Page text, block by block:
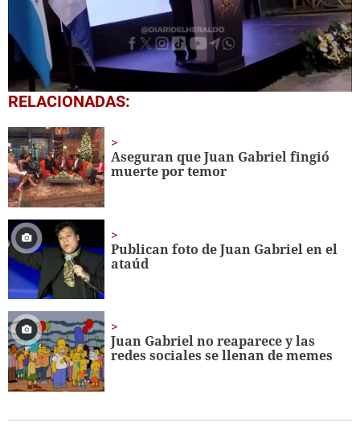
0
seconds
2
minutes,
31
seconds
RELACIONADAS:
Aseguran que Juan Gabriel fingió
muerte por temor
Publican foto de Juan Gabriel en el
ataúd
Juan Gabriel no reaparece y las
redes sociales se llenan de memes